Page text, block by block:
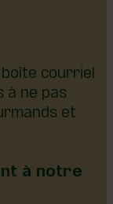
courriel
à ne pas
et
à notre